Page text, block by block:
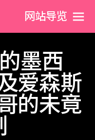
网站导览
墨西
爱森斯
的未竟